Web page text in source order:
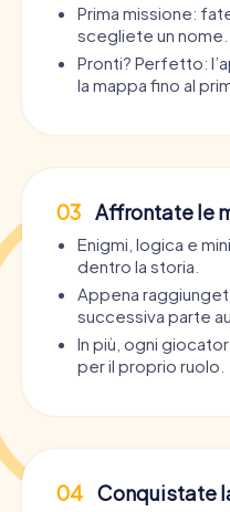
Prima missione:
scegliete un nome.
Pronti? Perfetto:
la mappa fino al
03 Affrontate le
Enigmi, logica e
dentro la storia.
Appena
successiva parte
In più, ogni
per il proprio ruolo.
04 Conquistate